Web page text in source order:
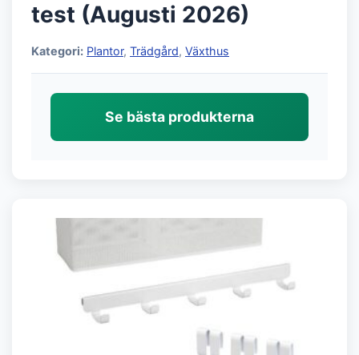
test (Augusti 2026)
Kategori: Plantor, Trädgård, Växthus
Se bästa produkterna